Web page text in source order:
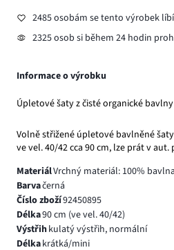
2485 osobám se tento výrobek líbí
2325 osob si během 24 hodin
Informace o výrobku
Úpletové šaty z čisté organické
Volně střižené úpletové bavlněné
ve vel. 40/42 cca 90 cm, lze prát v aut.
MateriálVrchný materiál: 100%
Barvačerná
Číslo zboží92450895
Délka90 cm (ve vel. 40/42)
Výstřihkulatý výstřih, normální
Délkakrátká/mini